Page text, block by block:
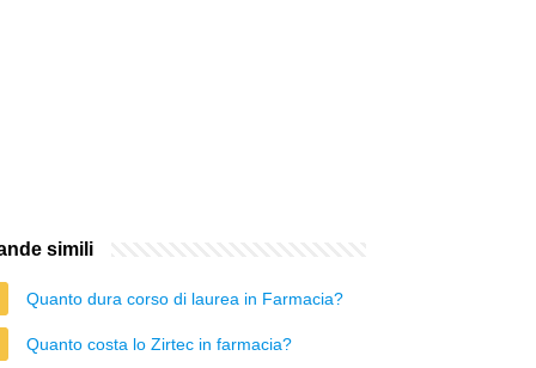
simili
Quanto dura corso di laurea in Farmacia?
Quanto costa lo Zirtec in farmacia?